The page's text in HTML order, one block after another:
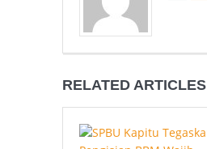
RELATED ARTICLES